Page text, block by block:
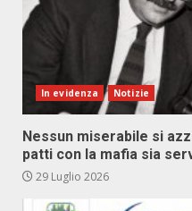
In evidenza Notizie
Nessun miserabile si
patti con la mafia sia
29 Luglio 2026